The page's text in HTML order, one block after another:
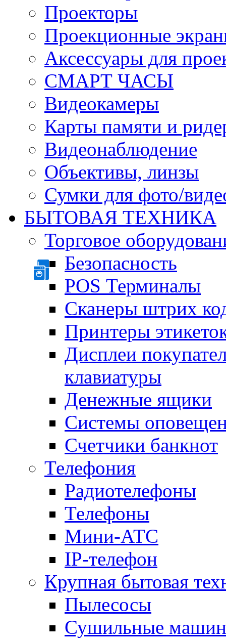
Проекторы
Проекционные
Аксессуары для
СМАРТ ЧАСЫ
Видеокамеры
Карты памяти и
Видеонаблюдение
Объективы, линзы
Сумки для фото/
БЫТОВАЯ ТЕХНИКА
Торговое
Безопасность
POS Терминалы
Сканеры штрих
Принтеры
Дисплеи
клавиатуры
Денежные ящики
Системы
Счетчики банкнот
Телефония
Радиотелефоны
Телефоны
Мини-АТС
IP-телефон
Крупная бытовая
Пылесосы
Сушильные